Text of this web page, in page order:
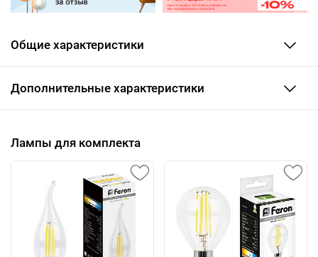
Общие характеристики
Дополнительные характеристики
Лампы для комплекта